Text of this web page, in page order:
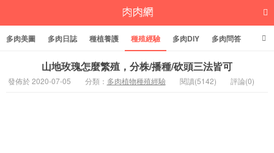
多肉美圖 多肉日誌 種植養護 種殖經驗 多肉DIY 多肉問答
多肉標籤
山地玫瑰怎麼繁殖，分株/播種/砍頭三法皆可
發佈於 2020-07-05 分類： 多肉植物種殖經驗 閱讀(5142) 評論(0)